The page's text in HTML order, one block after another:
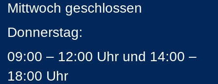
Mittwoch geschlossen
Donnerstag:
09:00 – 12:00 Uhr und 14:00 –
18:00 Uhr